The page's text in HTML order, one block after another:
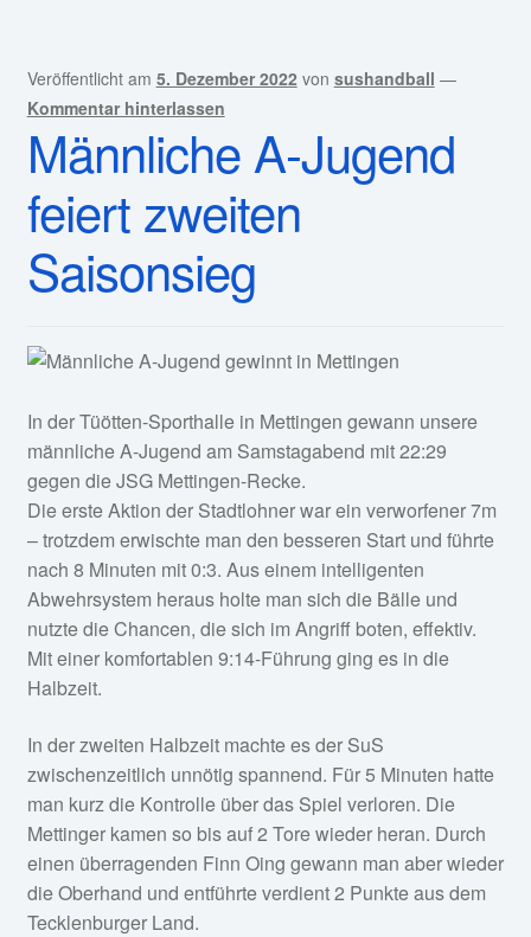
Veröffentlicht am 5. Dezember 2022 von sushandball —
Kommentar hinterlassen
Männliche A-Jugend
feiert zweiten
Saisonsieg
In der Tüötten-Sporthalle in Mettingen gewann unsere
männliche A-Jugend am Samstagabend mit 22:29
gegen die JSG Mettingen-Recke.
Die erste Aktion der Stadtlohner war ein verworfener 7m
– trotzdem erwischte man den besseren Start und führte
nach 8 Minuten mit 0:3. Aus einem intelligenten
Abwehrsystem heraus holte man sich die Bälle und
nutzte die Chancen, die sich im Angriff boten, effektiv.
Mit einer komfortablen 9:14-Führung ging es in die
Halbzeit.
In der zweiten Halbzeit machte es der SuS
zwischenzeitlich unnötig spannend. Für 5 Minuten hatte
man kurz die Kontrolle über das Spiel verloren. Die
Mettinger kamen so bis auf 2 Tore wieder heran. Durch
einen überragenden Finn Oing gewann man aber wieder
die Oberhand und entführte verdient 2 Punkte aus dem
Tecklenburger Land.